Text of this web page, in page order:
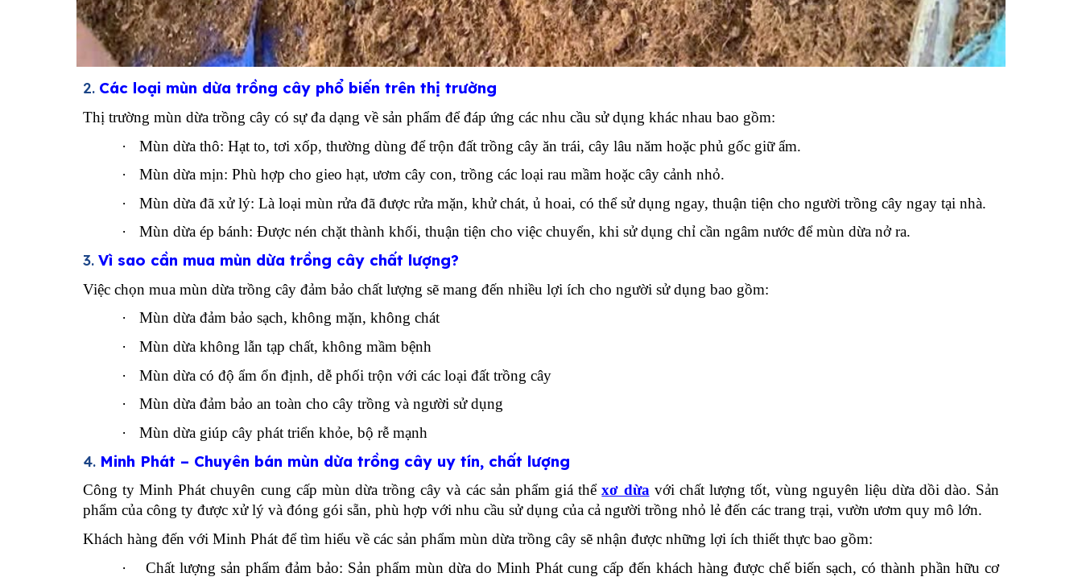
2. Các loại mùn dừa trồng cây phổ biến trên thị trường
Thị trường mùn dừa trồng cây có sự đa dạng về sản phẩm để đáp ứng các nhu cầu sử dụng khác nhau bao gồm:
·
Mùn dừa thô: Hạt to, tơi xốp, thường dùng để trộn đất trồng cây ăn trái, cây lâu năm hoặc phủ gốc giữ ẩm.
·
Mùn dừa mịn: Phù hợp cho gieo hạt, ươm cây con, trồng các loại rau mầm hoặc cây cảnh nhỏ.
·
Mùn dừa đã xử lý: Là loại mùn rửa đã được rửa mặn, khử chát, ủ hoai, có thể sử dụng ngay, thuận tiện cho người trồng cây ngay tại nhà.
·
Mùn dừa ép bánh: Được nén chặt thành khối, thuận tiện cho việc chuyển, khi sử dụng chỉ cần ngâm nước để mùn dừa nở ra.
3. Vì sao cần mua mùn dừa trồng cây chất lượng?
Việc chọn mua mùn dừa trồng cây đảm bảo chất lượng sẽ mang đến nhiều lợi ích cho người sử dụng bao gồm:
·
Mùn dừa đảm bảo sạch, không mặn, không chát
·
Mùn dừa không lẫn tạp chất, không mầm bệnh
·
Mùn dừa có độ ẩm ổn định, dễ phối trộn với các loại đất trồng cây
·
Mùn dừa đảm bảo an toàn cho cây trồng và người sử dụng
·
Mùn dừa giúp cây phát triển khỏe, bộ rễ mạnh
4. Minh Phát – Chuyên bán mùn dừa trồng cây uy tín, chất lượng
Công ty Minh Phát chuyên cung cấp mùn dừa trồng cây và các sản phẩm giá thểxơ dừavới chất lượng tốt, vùng nguyên liệu dừa dồi dào. Sản
phẩm của công ty được xử lý và đóng gói sẵn, phù hợp với nhu cầu sử dụng của cả người trồng nhỏ lẻ đến các trang trại, vườn ươm quy mô lớn.
Khách hàng đến với Minh Phát để tìm hiểu về các sản phẩm mùn dừa trồng cây sẽ nhận được những lợi ích thiết thực bao gồm:
·
Chất lượng sản phẩm đảm bảo: Sản phẩm mùn dừa do Minh Phát cung cấp đến khách hàng được chế biến sạch, có thành phần hữu cơ